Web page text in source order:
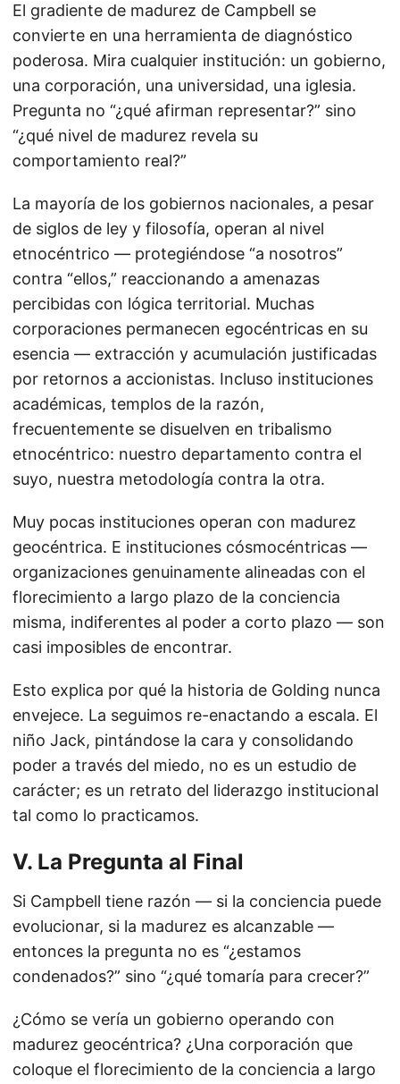
El gradiente de madurez de Campbell se
convierte en una herramienta de diagnóstico
poderosa. Mira cualquier institución: un gobierno,
una corporación, una universidad, una iglesia.
Pregunta no “¿qué afirman representar?” sino
“¿qué nivel de madurez revela su
comportamiento real?”
La mayoría de los gobiernos nacionales, a pesar
de siglos de ley y filosofía, operan al nivel
etnocéntrico — protegiéndose “a nosotros”
contra “ellos,” reaccionando a amenazas
percibidas con lógica territorial. Muchas
corporaciones permanecen egocéntricas en su
esencia — extracción y acumulación justificadas
por retornos a accionistas. Incluso instituciones
académicas, templos de la razón,
frecuentemente se disuelven en tribalismo
etnocéntrico: nuestro departamento contra el
suyo, nuestra metodología contra la otra.
Muy pocas instituciones operan con madurez
geocéntrica. E instituciones cósmocéntricas —
organizaciones genuinamente alineadas con el
florecimiento a largo plazo de la conciencia
misma, indiferentes al poder a corto plazo — son
casi imposibles de encontrar.
Esto explica por qué la historia de Golding nunca
envejece. La seguimos re-enactando a escala. El
niño Jack, pintándose la cara y consolidando
poder a través del miedo, no es un estudio de
carácter; es un retrato del liderazgo institucional
tal como lo practicamos.
V. La Pregunta al Final
Si Campbell tiene razón — si la conciencia puede
evolucionar, si la madurez es alcanzable —
entonces la pregunta no es “¿estamos
condenados?” sino “¿qué tomaría para crecer?”
¿Cómo se vería un gobierno operando con
madurez geocéntrica? ¿Una corporación que
coloque el florecimiento de la conciencia a largo